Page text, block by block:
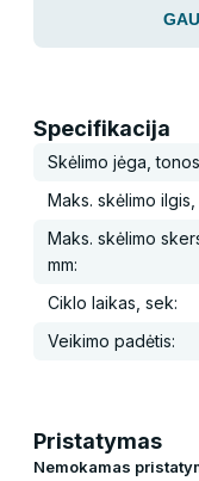
Specifikacija
Skėlimo jėga,
Maks. skėlimo ilgis,
Maks. skėlimo
mm:
Ciklo laikas, sek:
Veikimo padėtis:
Pristatymas
Nemokamas